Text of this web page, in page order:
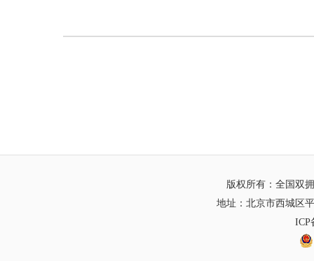
版权所有：全国双
地址：北京市西城区
ICP